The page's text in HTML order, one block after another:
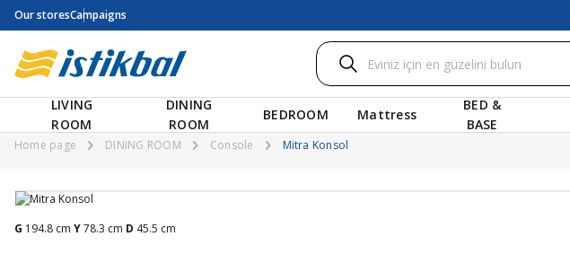
Our storesCampaigns
LIVING
ROOM
DINING
ROOM
BEDROOM Mattress
BED &
BASE
Home page DINING ROOM Console Mitra Konsol
G 194.8 cm Y78.3 cm D 45.5 cm